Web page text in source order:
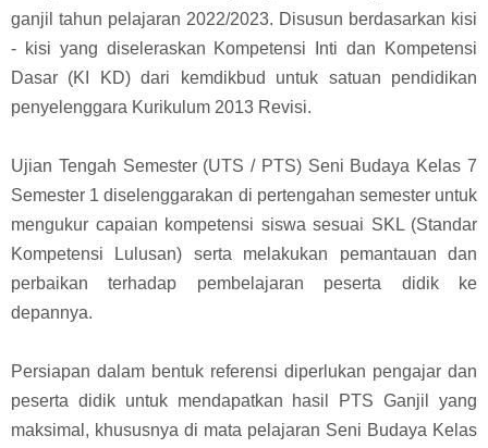
ganjil tahun pelajaran 2022/2023. Disusun berdasarkan kisi
- kisi yang diseleraskan Kompetensi Inti dan Kompetensi
Dasar (KI KD) dari kemdikbud untuk satuan pendidikan
penyelenggara Kurikulum 2013 Revisi.
Ujian Tengah Semester (UTS / PTS) Seni Budaya Kelas 7
Semester 1 diselenggarakan di pertengahan semester untuk
mengukur capaian kompetensi siswa sesuai SKL (Standar
Kompetensi Lulusan) serta melakukan pemantauan dan
perbaikan terhadap pembelajaran peserta didik ke
depannya.
Persiapan dalam bentuk referensi diperlukan pengajar dan
peserta didik untuk mendapatkan hasil PTS Ganjil yang
maksimal, khususnya di mata pelajaran Seni Budaya Kelas